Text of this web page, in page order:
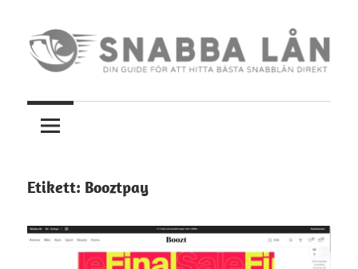
till
innehåll
Snabba
lån
guide
för
bästa
direkt
Etikett: Booztpay